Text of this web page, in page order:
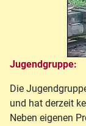
Jugendgruppe:
Die
und hat derzeit
Neben eigenen